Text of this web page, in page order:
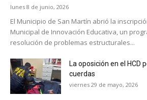
lunes 8 de junio, 2026
El Municipio de San Martín abrió la
Municipal de Innovación Educativa, un
resolución de problemas estructurales...
La oposición en el HCD
cuerdas
viernes 29 de mayo, 2026